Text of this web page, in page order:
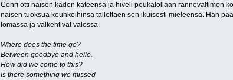
Conri otti naisen käden käteensä ja hiveli peukalollaan rannevaltimon
naisen tuoksua keuhkoihinsa tallettaen sen ikuisesti mieleensä. Hän
lomassa ja välkehtivät valossa.
Where does the time go?
Between goodbye and hello.
How did we come to this?
Is there something we missed